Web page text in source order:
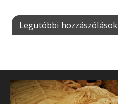
Legutóbbi hozzászólások